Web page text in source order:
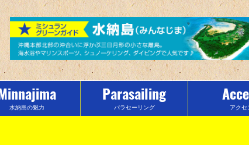
水納島の魅力
Parasailing
パラセーリング アクセ